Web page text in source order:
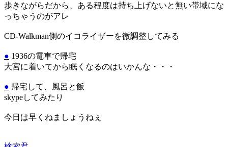
歩きながらだから、ある程度は持ち上げないと無い帯域にな
っちゃうのがアレ
CD-Walkman側のイコライザーを微調整してみる
● 1936の電車で帰宅
大宮に着いてから眠くなるのはいかんな・・・
● 帰宅して、風呂と飯
skypeしてみたり
今日は早くねましょうねぇ